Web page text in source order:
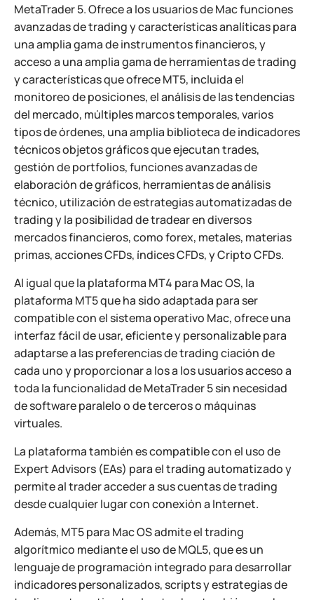
MetaTrader 5. Ofrece a los usuarios de Mac funciones
avanzadas de trading y características analíticas para
una amplia gama de instrumentos financieros, y
acceso a una amplia gama de herramientas de trading
y características que ofrece MT5, incluida el
monitoreo de posiciones, el análisis de las tendencias
del mercado, múltiples marcos temporales, varios
tipos de órdenes, una amplia biblioteca de indicadores
técnicos objetos gráficos que ejecutan trades,
gestión de portfolios, funciones avanzadas de
elaboración de gráficos, herramientas de análisis
técnico, utilización de estrategias automatizadas de
trading y la posibilidad de tradear en diversos
mercados financieros, como forex, metales, materias
primas, acciones СFDs, índices CFDs, y Cripto CFDs.
Al igual que la plataforma MT4 para Mac OS, la
plataforma MT5 que ha sido adaptada para ser
compatible con el sistema operativo Mac, ofrece una
interfaz fácil de usar, eficiente y personalizable para
adaptarse a las preferencias de trading ciación de
cada uno y proporcionar a los a los usuarios acceso a
toda la funcionalidad de MetaTrader 5 sin necesidad
de software paralelo o de terceros o máquinas
virtuales.
La plataforma también es compatible con el uso de
Expert Advisors (EAs) para el trading automatizado y
permite al trader acceder a sus cuentas de trading
desde cualquier lugar con conexión a Internet.
Además, MT5 para Mac OS admite el trading
algorítmico mediante el uso de MQL5, que es un
lenguaje de programación integrado para desarrollar
indicadores personalizados, scripts y estrategias de